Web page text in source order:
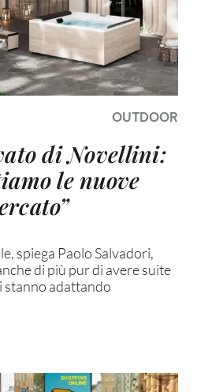
OUTDOOR
di Novellini:
le nuove
spiega Paolo Salvadori,
di più pur di avere suite
stanno adattando